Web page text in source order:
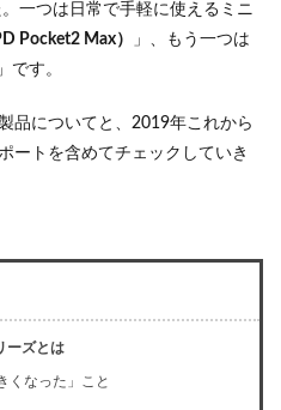
一つは日常で手軽に使えるミニ
Pocket2 Max）
」、もう一つは
」です。
品についてと、2019年これから
ートを含めてチェックしていき
ーズとは
くなった」こと